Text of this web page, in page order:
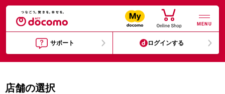
MENU
サポート ログインする
店舗の選択